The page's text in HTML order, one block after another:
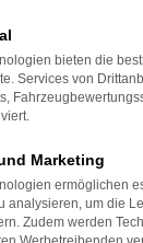
ist der
Hyundai i30 zu
klären wir Sie
ein
Tag auf uns
bieten die
Services von
Marketing
ermöglichen
analysieren, um die
Zudem werden